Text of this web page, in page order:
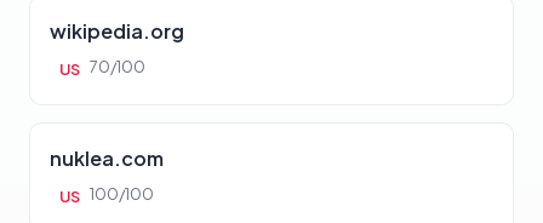
wikipedia.org
US 70/100
nuklea.com
US 100/100